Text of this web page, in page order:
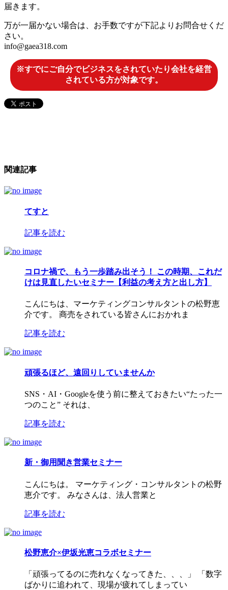
届きます。
万が一届かない場合は、お手数ですが下記よりお問合せくだ
さい。
info@gaea318.com
※すでにご自分でビジネスをされていたり会社を経営
されている方が対象です。
関連記事
てすと
記事を読む
コロナ禍で、もう一歩踏み出そう！ この時期、これだ
けは見直したいセミナー【利益の考え方と出し方】
こんにちは、マーケティングコンサルタントの松野恵
介です。 商売をされている皆さんにおかれま
記事を読む
頑張るほど、遠回りしていませんか
SNS・AI・Googleを使う前に整えておきたい“たった一
つのこと” それは、
記事を読む
新・御用聞き営業セミナー
こんにちは。 マーケティング・コンサルタントの松野
恵介です。 みなさんは、法人営業と
記事を読む
松野恵介×伊坂光恵コラボセミナー
「頑張ってるのに売れなくなってきた、、、」 「数字
ばかりに追われて、現場が疲れてしまってい